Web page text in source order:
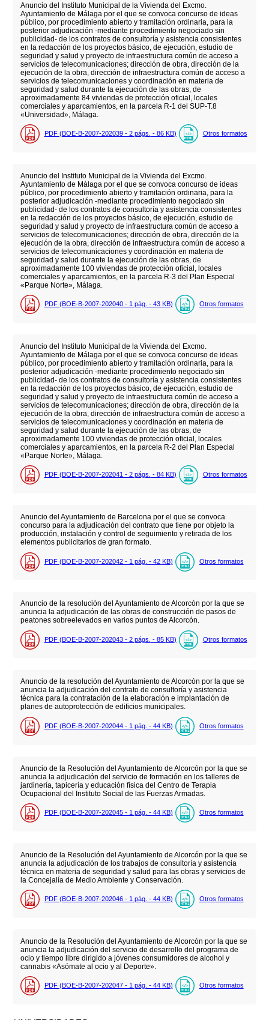
Anuncio del Instituto Municipal de la Vivienda del Excmo.
Ayuntamiento de Málaga por el que se convoca concurso de ideas
público, por procedimiento abierto y tramitación ordinaria, para la
posterior adjudicación -mediante procedimiento negociado sin
publicidad- de los contratos de consultoría y asistencia consistentes
en la redacción de los proyectos básico, de ejecución, estudio de
seguridad y salud y proyecto de infraestructura común de acceso a
servicios de telecomunicaciones; dirección de obra, dirección de la
ejecución de la obra, dirección de infraestructura común de acceso a
servicios de telecomunicaciones y coordinación en materia de
seguridad y salud durante la ejecución de las obras, de
aproximadamente 84 viviendas de protección oficial, locales
comerciales y aparcamientos, en la parcela R-1 del SUP-T.8
«Universidad», Málaga.
PDF (BOE-B-2007-202039 - 2 págs. - 86 KB) Otros formatos
Anuncio del Instituto Municipal de la Vivienda del Excmo.
Ayuntamiento de Málaga por el que se convoca concurso de ideas
público, por procedimiento abierto y tramitación ordinaria, para la
posterior adjudicación -mediante procedimiento negociado sin
publicidad- de los contratos de consultoría y asistencia consistentes
en la redacción de los proyectos básico, de ejecución, estudio de
seguridad y salud y proyecto de infraestructura común de acceso a
servicios de telecomunicaciones; dirección de obra, dirección de la
ejecución de la obra, dirección de infraestructura común de acceso a
servicios de telecomunicaciones y coordinación en materia de
seguridad y salud durante la ejecución de las obras, de
aproximadamente 100 viviendas de protección oficial, locales
comerciales y aparcamientos, en la parcela R-3 del Plan Especial
«Parque Norte», Málaga.
PDF (BOE-B-2007-202040 - 1 pág. - 43 KB) Otros formatos
Anuncio del Instituto Municipal de la Vivienda del Excmo.
Ayuntamiento de Málaga por el que se convoca concurso de ideas
público, por procedimiento abierto y tramitación ordinaria, para la
posterior adjudicación -mediante procedimiento negociado sin
publicidad- de los contratos de consultoría y asistencia consistentes
en la redacción de los proyectos básico, de ejecución, estudio de
seguridad y salud y proyecto de infraestructura común de acceso a
servicios de telecomunicaciones; dirección de obra, dirección de la
ejecución de la obra, dirección de infraestructura común de acceso a
servicios de telecomunicaciones y coordinación en materia de
seguridad y salud durante la ejecución de las obras, de
aproximadamente 100 viviendas de protección oficial, locales
comerciales y aparcamientos, en la parcela R-2 del Plan Especial
«Parque Norte», Málaga.
PDF (BOE-B-2007-202041 - 2 págs. - 84 KB) Otros formatos
Anuncio del Ayuntamiento de Barcelona por el que se convoca
concurso para la adjudicación del contrato que tiene por objeto la
producción, instalación y control de seguimiento y retirada de los
elementos publicitarios de gran formato.
PDF (BOE-B-2007-202042 - 1 pág. - 42 KB) Otros formatos
Anuncio de la resolución del Ayuntamiento de Alcorcón por la que se
anuncia la adjudicación de las obras de construcción de pasos de
peatones sobreelevados en varios puntos de Alcorcón.
PDF (BOE-B-2007-202043 - 2 págs. - 85 KB) Otros formatos
Anuncio de la resolución del Ayuntamiento de Alcorcón por la que se
anuncia la adjudicación del contrato de consultoría y asistencia
técnica para la contratación de la elaboración e implantación de
planes de autoprotección de edificios municipales.
PDF (BOE-B-2007-202044 - 1 pág. - 44 KB) Otros formatos
Anuncio de la Resolución del Ayuntamiento de Alcorcón por la que se
anuncia la adjudicación del servicio de formación en los talleres de
jardinería, tapicería y educación física del Centro de Terapia
Ocupacional del Instituto Social de las Fuerzas Armadas.
PDF (BOE-B-2007-202045 - 1 pág. - 44 KB) Otros formatos
Anuncio de la Resolución del Ayuntamiento de Alcorcón por la que se
anuncia la adjudicación de los trabajos de consultoría y asistencia
técnica en materia de seguridad y salud para las obras y servicios de
la Concejalía de Medio Ambiente y Conservación.
PDF (BOE-B-2007-202046 - 1 pág. - 44 KB) Otros formatos
Anuncio de la Resolución del Ayuntamiento de Alcorcón por la que se
anuncia la adjudicación del servicio de desarrollo del programa de
ocio y tiempo libre dirigido a jóvenes consumidores de alcohol y
cannabis «Asómate al ocio y al Deporte».
PDF (BOE-B-2007-202047 - 1 pág. - 44 KB) Otros formatos